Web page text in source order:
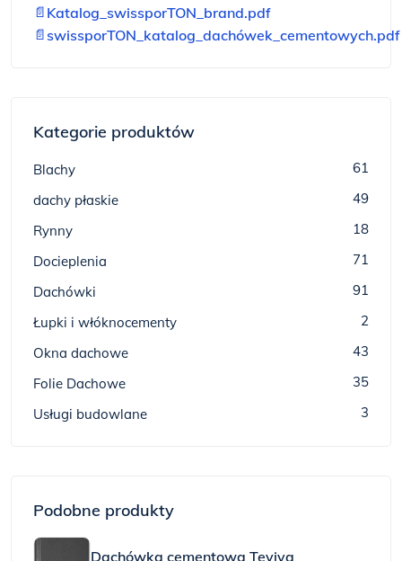
📄 Katalog_swissporTON_brand.pdf
📄swissporTON_katalog_dachówek_cementowych.pdf
Kategorie produktów
Blachy
61
dachy płaskie
49
Rynny
18
Docieplenia
71
Dachówki
91
Łupki i włóknocementy
2
Okna dachowe
43
Folie Dachowe
35
Usługi budowlane
3
Podobne produkty
Dachówka cementowa Teviva